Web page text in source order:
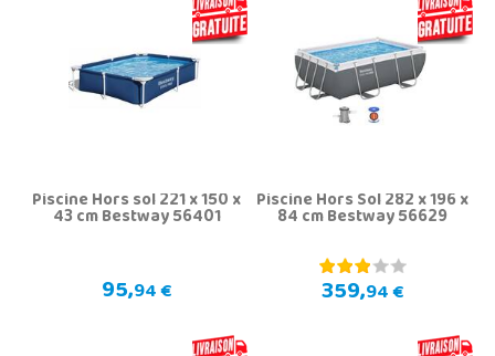
Piscine Hors sol 221 x 150 x
43 cm Bestway 56401
95,94 €
Piscine Hors Sol 282 x 196 x
84 cm Bestway 56629
359,94 €